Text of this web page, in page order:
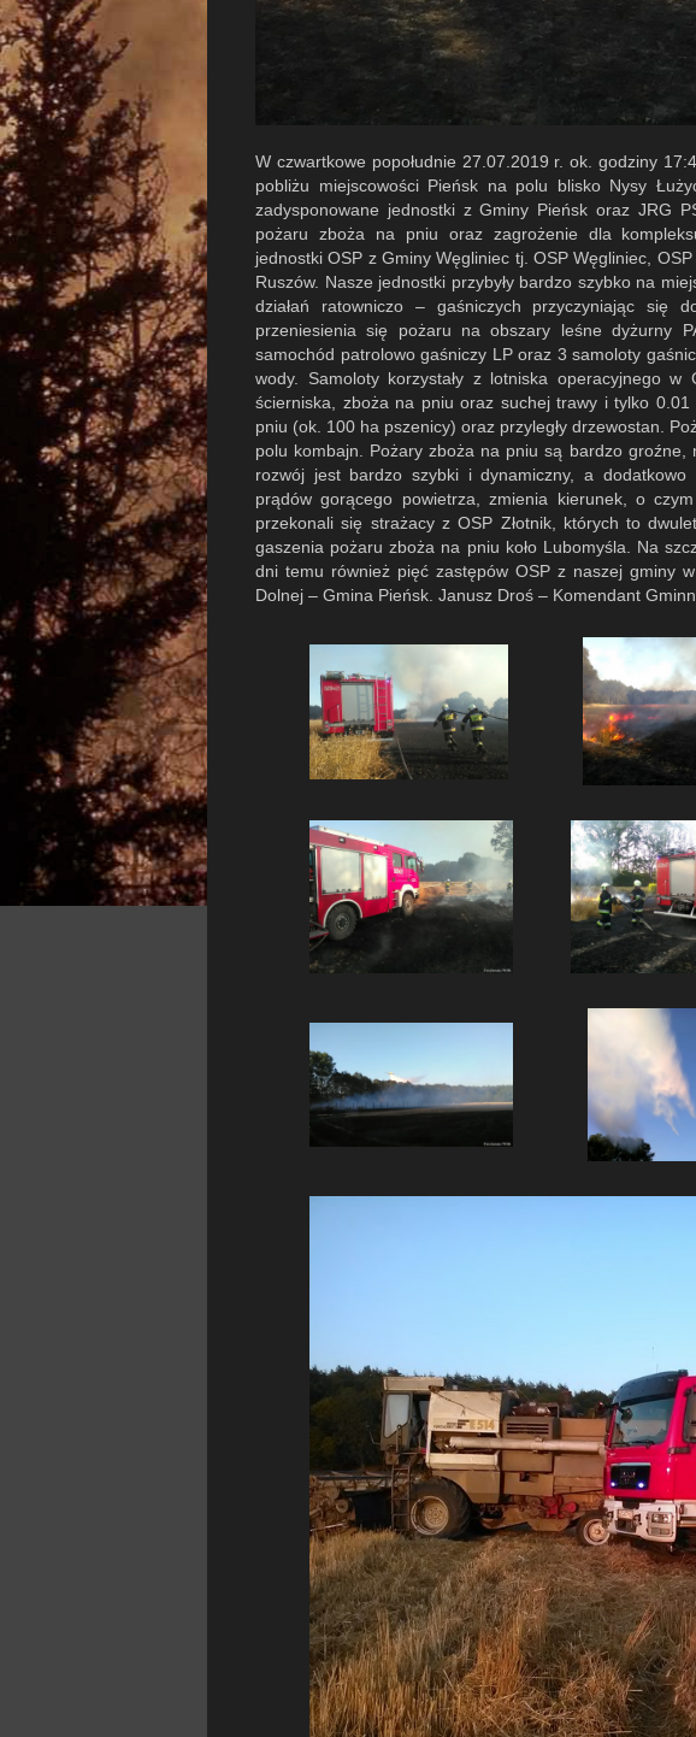
W czwartkowe popołudnie 27.07.2019 r. ok. godziny
pobliżu miejscowości Pieńsk na polu blisko Nysy
zadysponowane jednostki z Gminy Pieńsk oraz JRG
pożaru zboża na pniu oraz zagrożenie dla
jednostki OSP z Gminy Węgliniec tj. OSP Węgliniec,
Ruszów. Nasze jednostki przybyły bardzo szybko na
działań ratowniczo – gaśniczych przyczyniając się
przeniesienia się pożaru na obszary leśne dyżurny
samochód patrolowo gaśniczy LP oraz 3 samoloty
wody. Samoloty korzystały z lotniska operacyjnego w
ścierniska, zboża na pniu oraz suchej trawy i tylko
pniu (ok. 100 ha pszenicy) oraz przyległy drzewostan.
polu kombajn. Pożary zboża na pniu są bardzo
rozwój jest bardzo szybki i dynamiczny, a
prądów gorącego powietrza, zmienia kierunek, o
przekonali się strażacy z OSP Złotnik, których to
gaszenia pożaru zboża na pniu koło Lubomyśla. Na
dni temu również pięć zastępów OSP z naszej gminy
Dolnej – Gmina Pieńsk. Janusz Droś – Komendant